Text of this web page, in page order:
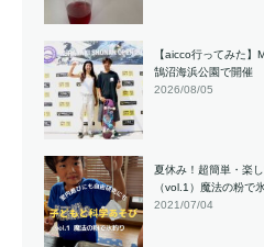
【aicco行ってみた
鵠沼海浜公園で開催
2026/08/05
夏休み！超簡単・楽
（vol.1）魔法の粉で
2021/07/04